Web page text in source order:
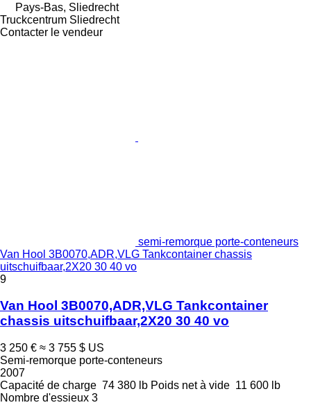
Pays-Bas, Sliedrecht
Truckcentrum Sliedrecht
Contacter le vendeur
semi-remorque porte-conteneurs
Van Hool 3B0070,ADR,VLG Tankcontainer chassis
uitschuifbaar,2X20 30 40 vo
9
Van Hool 3B0070,ADR,VLG Tankcontainer
chassis uitschuifbaar,2X20 30 40 vo
3 250 € ≈ 3 755 $ US
Semi-remorque porte-conteneurs
2007
Capacité de charge 74 380 lb Poids net à vide 11 600 lb
Nombre d'essieux 3